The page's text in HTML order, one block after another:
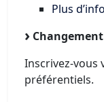
Plus
Inscrivez-vous
préférentiels.